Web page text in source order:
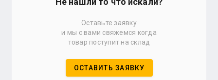
Оставьте заявку
и мы с вами свяжемся когда
товар поступит на склад
ОСТАВИТЬ ЗАЯВКУ